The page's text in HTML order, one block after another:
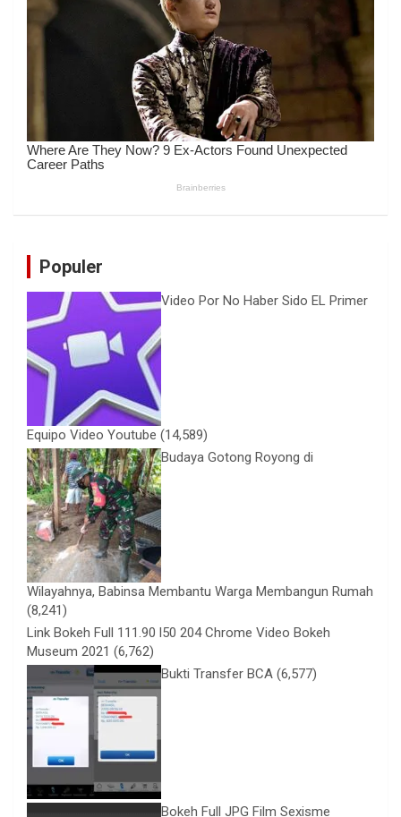
Populer
Video Por No Haber Sido EL Primer
Equipo Video Youtube (14,589)
Budaya Gotong Royong di
Wilayahnya, Babinsa Membantu Warga Membangun Rumah
(8,241)
Link Bokeh Full 111.90 l50 204 Chrome Video Bokeh
Museum 2021 (6,762)
Bukti Transfer BCA (6,577)
Bokeh Full JPG Film Sexisme